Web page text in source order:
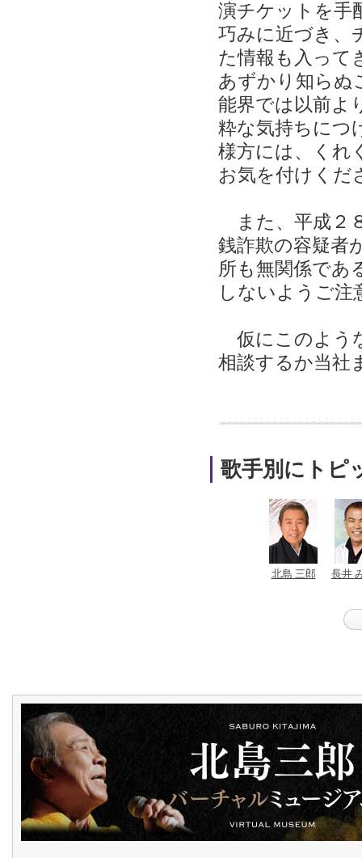
演チケットを手
巧みに近づき、
た情報も入って
あずかり知らぬ
能界では以前よ
粋な気持ちにつ
様方には、くれ
お気を付けくだ
また、平成２
銭詐欺の容疑者
所も無関係であ
しないようご注
仮にこのよう
相談するか当社
歌手別にトピ
北島 三郎 長井